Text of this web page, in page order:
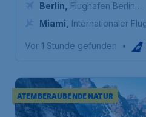
Berlin
Flughafen Berlin
Brandenburg
Miami
Internationaler
Vor 1 Stunde gefunden •
ATEMBERAUBENDE NATUR